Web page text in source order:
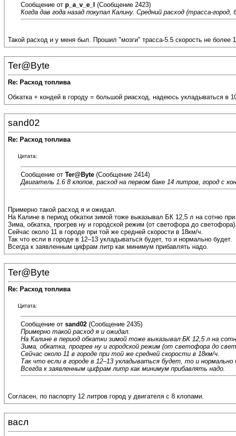
Сообщение от p_a_v_e_l (Сообщение 2423)
Когда дав года назад покупал Калину. Средний расход (трасса-
Такой расход и у меня был. Прошил "мозги" трасса-5.5 скорость не более
Ter@Byte
Re: Расход топлива
Обкатка + кондей в городу = большой риасход, надеюсь укладываться
sand02
Re: Расход топлива
Цитата:
Сообщение от Ter@Byte (Сообщение 2414)
Двигатель 1.6 8 клопов, расход на первом баке 14 литров, город с
Примерно такой расход я и ожидал.
На Калине в период обкатки зимой тоже выказывал БК 12,5 л на сотню
Зима, обкатка, прогрев ну и городской режим (от светофора до светофора).
Сейчас около 11 в городе при той же средней скорости в 18км/ч.
Так что если в городе в 12–13 укладываться будет, то и нормально будет.
Всегда к заявленным цифрам литр как минимум прибавлять надо.
Ter@Byte
Re: Расход топлива
Цитата:
Сообщение от sand02 (Сообщение 2435)
Примерно такой расход я и ожидал.
На Калине в период обкатки зимой тоже выказывал БК 12,5 л на
Зима, обкатка, прогрев ну и городской режим (от светофора до
Сейчас около 11 в городе при той же средней скорости в 18км/ч.
Так что если в городе в 12–13 укладываться будет, то и нормально
Всегда к заявленным цифрам литр как минимум прибавлять надо.
Согласен, по паспорту 12 литров город у двигателя с 8 клопами.
васл